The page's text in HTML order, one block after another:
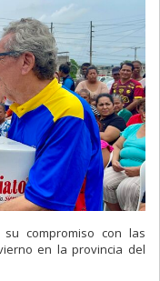
compromiso con las
en la provincia del